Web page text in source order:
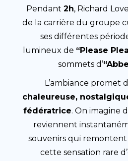
Pendant2h, Richard
de la carrière du groupe
ses différentes
lumineux de “Please
sommets d’
L’ambiance promet
chaleureuse,
fédératrice. On imagine
reviennent
souvenirs qui remontent
cette sensation rare